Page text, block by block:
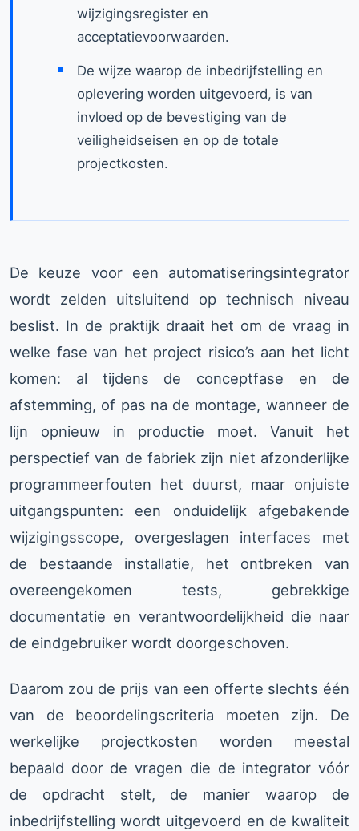
wijzigingsregister en
acceptatievoorwaarden.
De wijze waarop de inbedrijfstelling en
oplevering worden uitgevoerd, is van
invloed op de bevestiging van de
veiligheidseisen en op de totale
projectkosten.
De keuze voor een automatiseringsintegrator
wordt zelden uitsluitend op technisch niveau
beslist. In de praktijk draait het om de vraag in
welke fase van het project risico’s aan het licht
komen: al tijdens de conceptfase en de
afstemming, of pas na de montage, wanneer de
lijn opnieuw in productie moet. Vanuit het
perspectief van de fabriek zijn niet afzonderlijke
programmeerfouten het duurst, maar onjuiste
uitgangspunten: een onduidelijk afgebakende
wijzigingsscope, overgeslagen interfaces met
de bestaande installatie, het ontbreken van
overeengekomen tests, gebrekkige
documentatie en verantwoordelijkheid die naar
de eindgebruiker wordt doorgeschoven.
Daarom zou de prijs van een offerte slechts één
van de beoordelingscriteria moeten zijn. De
werkelijke projectkosten worden meestal
bepaald door de vragen die de integrator vóór
de opdracht stelt, de manier waarop de
inbedrijfstelling wordt uitgevoerd en de kwaliteit